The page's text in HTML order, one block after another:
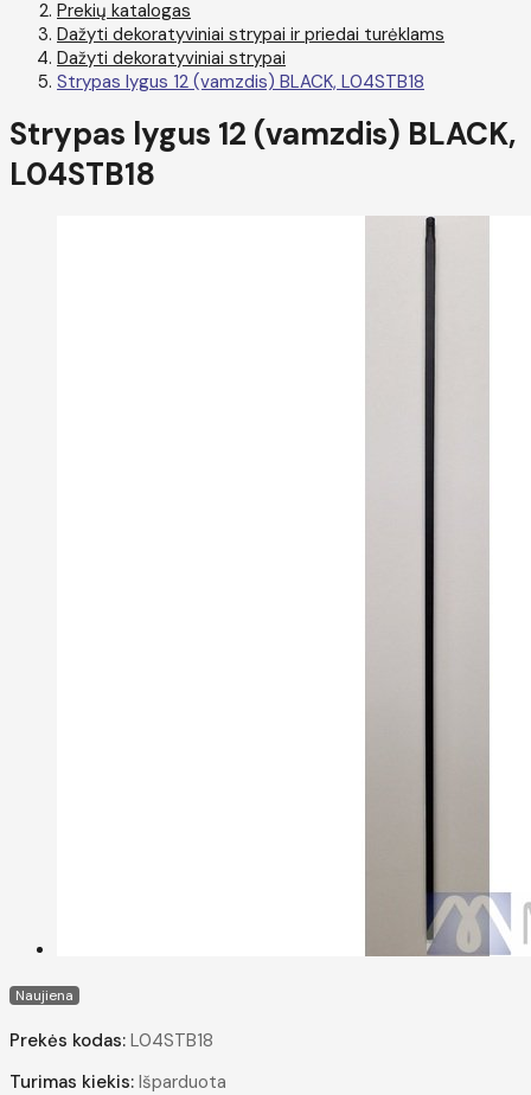
Prekių katalogas
Dažyti dekoratyviniai strypai ir priedai turėklams
Dažyti dekoratyviniai strypai
Strypas lygus 12 (vamzdis) BLACK, L04STB18
Strypas lygus 12 (vamzdis) BLACK,
L04STB18
Naujiena
Prekės kodas: L04STB18
Turimas kiekis: Išparduota